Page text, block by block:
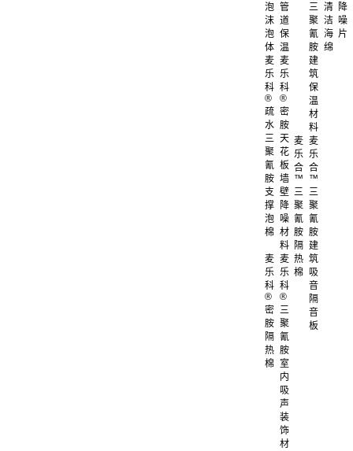
泡
沫
泡
体
管
道
保
温
麦
乐
科
®
疏
水
三
聚
氰
胺
支
撑
泡
棉
麦
乐
科
®
密
胺
天
花
板
墙
壁
降
噪
材
料
麦
乐
科
®
密
胺
隔
热
棉
麦
乐
科
®
三
聚
氰
胺
室
内
吸
声
装
饰
材
三
聚
氰
胺
建
筑
保
温
材
料
麦
乐
合
™
三
聚
氰
胺
隔
热
棉
麦
乐
合
™
三
聚
氰
胺
建
筑
吸
音
隔
音
板
清
洁
海
绵
降
噪
片